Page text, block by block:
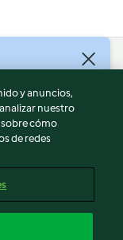
y anuncios,
nuestro
cómo
de redes